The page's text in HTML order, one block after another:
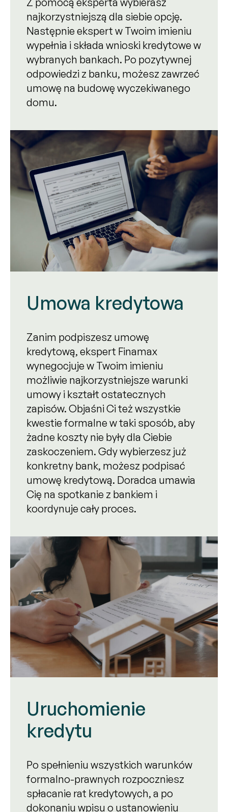
najkorzystniejszą dla siebie opcję.
Następnie ekspert w Twoim imieniu
wypełnia i składa wnioski kredytowe w
wybranych bankach. Po pozytywnej
odpowiedzi z banku, możesz zawrzeć
umowę na budowę wyczekiwanego
domu.
Umowa kredytowa
Zanim podpiszesz umowę
kredytową, ekspert Finamax
wynegocjuje w Twoim imieniu
możliwie najkorzystniejsze warunki
umowy i kształt ostatecznych
zapisów. Objaśni Ci też wszystkie
kwestie formalne w taki sposób, aby
żadne koszty nie były dla Ciebie
zaskoczeniem. Gdy wybierzesz już
konkretny bank, możesz podpisać
umowę kredytową. Doradca umawia
Cię na spotkanie z bankiem i
koordynuje cały proces.
Uruchomienie
kredytu
Po spełnieniu wszystkich warunków
formalno-prawnych rozpoczniesz
spłacanie rat kredytowych, a po
dokonaniu wpisu o ustanowieniu